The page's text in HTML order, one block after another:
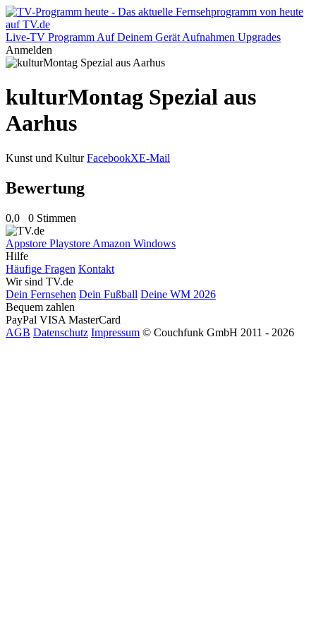
Live-TV Programm Auf Deinem Gerät Aufnahmen Upgrades
Anmelden
kulturMontag Spezial aus
Aarhus
Kunst und Kultur FacebookXE-Mail
Bewertung
0,0 0 Stimmen
Appstore Playstore Amazon Windows
Hilfe
Häufige Fragen Kontakt
Wir sind TV.de
Dein Fernsehen Dein Fußball Deine WM 2026
Bequem zahlen
PayPal VISA MasterCard
AGB Datenschutz Impressum © Couchfunk GmbH 2011 - 2026